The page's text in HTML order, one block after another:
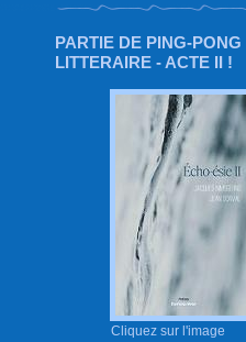
PARTIE DE PING-PONG
LITTERAIRE - ACTE II !
Cliquez sur l'image